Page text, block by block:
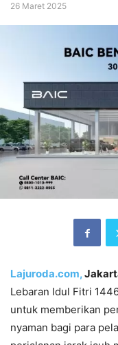
26 Maret 2025
Lajuroda.com,
Lebaran Idul Fitri
untuk memberikan
nyaman bagi para